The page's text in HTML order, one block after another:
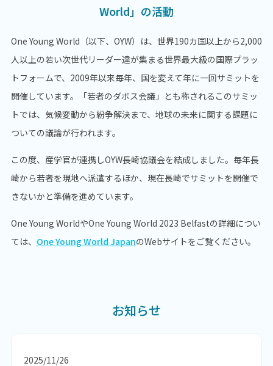
World」の活動
One Young World（以下、OYW）は、世界190カ国以上から2,000
⼈以上の若い次世代リーダー達が集まる世界最大級の国際プラッ
トフォームで、2009年以来毎年、国を変えて年に一回サミットを
開催しています。「若者のダボス会議」とも称されるこのサミッ
トでは、気候変動から紛争解決まで、地球の未来に関する課題に
ついての議論が行われます。
この度、産学官が連携しOYW長崎協議会を結成しました。毎年長
崎から若者を現地へ派遣するほか、現在長崎でサミットを開催で
きないかと準備を進めています。
One Young WorldやOne Young World 2023 Belfastの詳細につい
ては、 One Young World JapanのWebサイトをご覧ください。
お知らせ
2025/11/26